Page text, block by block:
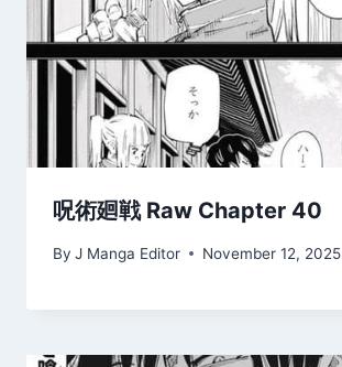
呪術廻戦 Raw Chapter 40
By J Manga Editor November 12, 2025